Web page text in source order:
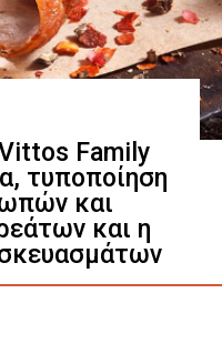
Family
τυποποίηση
και
και η